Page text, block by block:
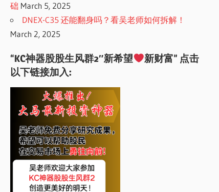
础 March 5, 2025
DNEX-C35 还能翻身吗？看吴老师如何拆解！
March 2, 2025
“KC神器股股生风群2″新希望
新财富” 点击
以下链接加入: